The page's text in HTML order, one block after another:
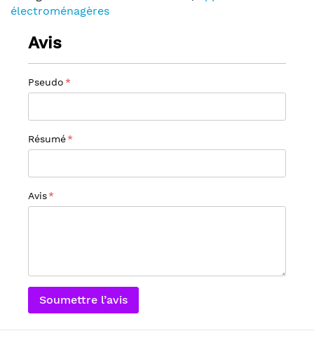
électroménagères
Avis
Pseudo
Résumé
Avis
Soumettre l’avis